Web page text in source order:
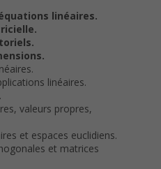
linéaires.
linéaires.
valeurs propres,
et espaces euclidiens.
et matrices